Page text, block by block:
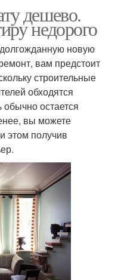
дешево.
недорого
новую
вам предстоит
строительные
обходятся
остается
вы можете
этом получив